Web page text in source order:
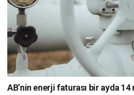
AB’nin enerji faturası bir ayda